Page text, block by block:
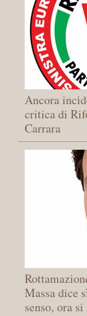
Ancora
critica di
Carrara
Massa dice
senso, ora